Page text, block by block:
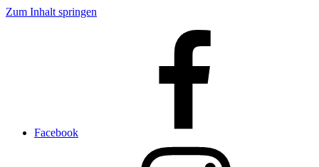
Zum Inhalt springen
Facebook